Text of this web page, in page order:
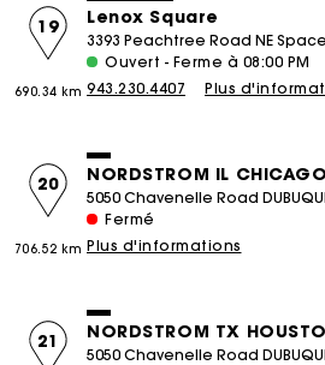
Lenox Square
19
690.34 km
3393 Peachtree Road NE
Ouvert - Ferme à 08:00 PM
943.230.4407
Plus
NORDSTROM IL
20
706.52 km
5050 Chavenelle Road
Fermé
Plus d'informations
NORDSTROM TX
21
5050 Chavenelle Road